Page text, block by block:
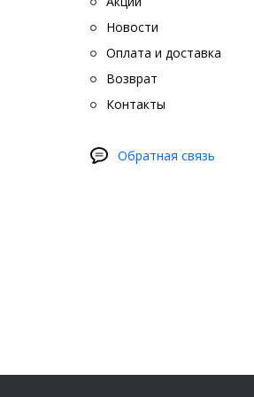
Новости
Оплата и доставка
Возврат
Контакты
Обратная связь